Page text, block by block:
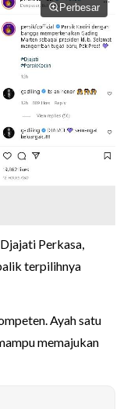
Perbesar
Perkasa,
terpilihnya
Ayah satu
memajukan